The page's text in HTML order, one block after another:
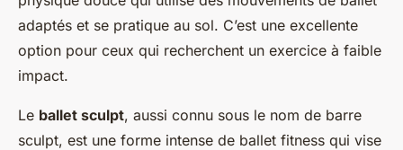
adaptés et se pratique au sol. C’est une excellente
option pour ceux qui recherchent un exercice à faible
impact.
Le ballet sculpt, aussi connu sous le nom de barre
sculpt, est une forme intense de ballet fitness qui vise